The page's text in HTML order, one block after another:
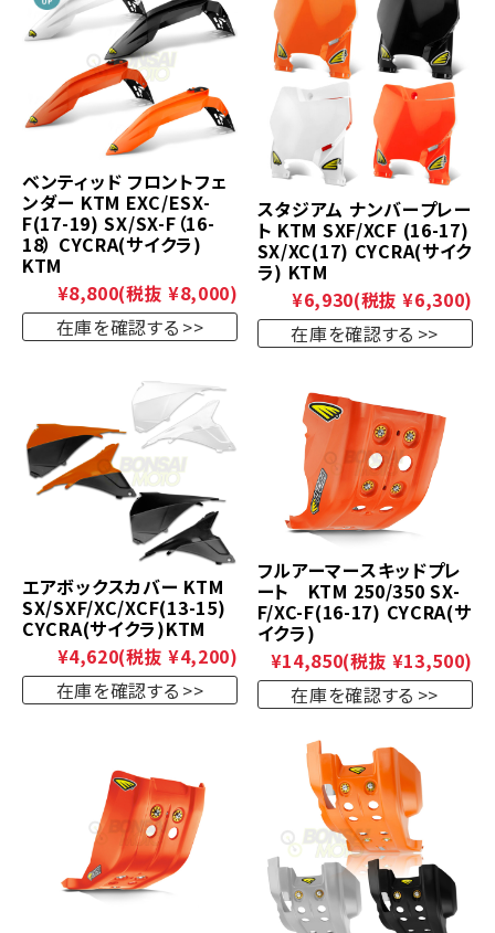
ベンティッド フロントフェ
ンダー KTM EXC/ESX-
F(17-19) SX/SX-F（16-
18） CYCRA(サイクラ)
KTM
¥8,800(税抜 ¥8,000)
在庫を確認する
スタジアム ナンバープレー
ト KTM SXF/XCF (16-17)
SX/XC(17) CYCRA(サイク
ラ) KTM
¥6,930(税抜 ¥6,300)
在庫を確認する
エアボックスカバー KTM
SX/SXF/XC/XCF(13-15)
CYCRA(サイクラ)KTM
¥4,620(税抜 ¥4,200)
在庫を確認する
フルアーマースキッドプレ
ート KTM 250/350 SX-
F/XC-F(16-17) CYCRA(サ
イクラ)
¥14,850(税抜 ¥13,500)
在庫を確認する